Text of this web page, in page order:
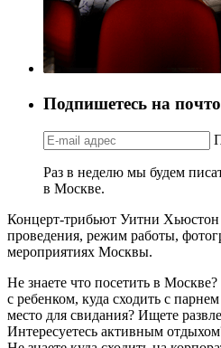
Подпишетесь на
Раз в неделю мы будем
в Москве.
Концерт-трибьют Уитни Хьюстон
проведения, режим работы,
мероприятиях Москвы.
Не знаете что посетить в
с ребенком, куда сходить с
место для свидания? Ищете
Интересуетесь активным